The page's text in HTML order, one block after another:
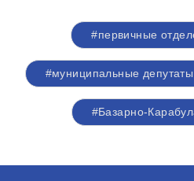
#первичные
#муниципальные депутаты
#Базарно-